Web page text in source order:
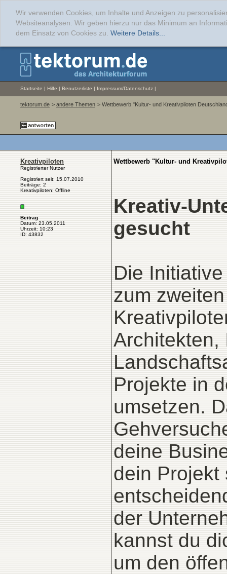
Wir verwenden Cookies, um Inhalte und Anzeigen zu
Websiteanalysen. Wir geben hierzu nur das Minimum an
dem Einsatz von Cookies zu. Weitere Details...
Startseite | Hilfe | Benutzerliste | Impressum/Datenschutz |
tektorum.de > andere Themen > Wettbewerb "Kultur- und Kreativpiloten
Kreativpiloten
Registrierter Nutzer
Registriert seit: 15.07.2010
Beiträge: 2
Kreativpiloten: Offline
Beitrag
Datum: 23.05.2011
Uhrzeit: 10:23
ID: 43832
Wettbewerb "Kultur- und
Kreativ-
gesucht
Die
zum
Architekten,
Projekte in
umsetzen.
deine
dein Projekt
der
kannst du
um den